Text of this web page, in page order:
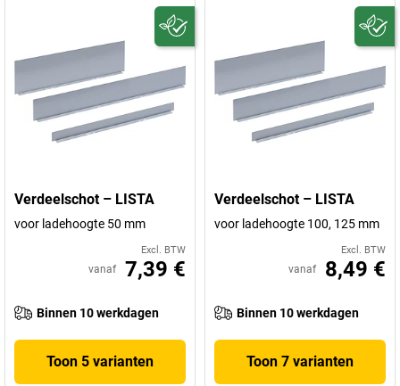
Verdeelschot – LISTA
voor ladehoogte 50 mm
Excl. BTW
vanaf 7,39 €
Binnen 10 werkdagen
Toon 5 varianten
Verdeelschot – LISTA
voor ladehoogte 100, 125 mm
Excl. BTW
vanaf 8,49 €
Binnen 10 werkdagen
Toon 7 varianten